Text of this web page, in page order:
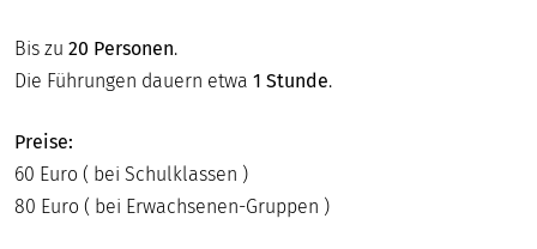
BESUCH
FÜR
ALLE
Bis zu 20 Personen.
Die Führungen dauern etwa 1 Stunde.
Preise:
60 Euro ( bei Schulklassen )
80 Euro ( bei Erwachsenen-Gruppen )